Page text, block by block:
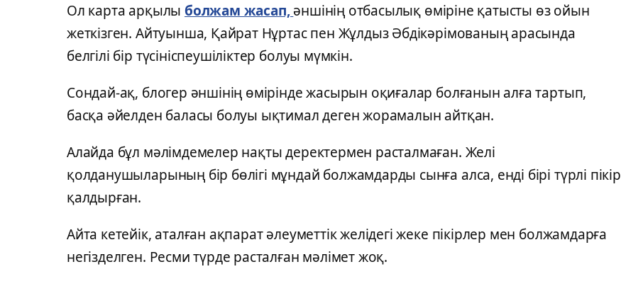
Ол карта арқылы болжам жасап,әншінің отбасылық өміріне қатысты өз ойын
жеткізген. Айтуынша, Қайрат Нұртас пен Жұлдыз Әбдікәрімованың арасында
белгілі бір түсініспеушіліктер болуы мүмкін.
Сондай-ақ, блогер әншінің өмірінде жасырын оқиғалар болғанын алға тартып,
басқа әйелден баласы болуы ықтимал деген жорамалын айтқан.
Алайда бұл мәлімдемелер нақты деректермен расталмаған. Желі
қолданушыларының бір бөлігі мұндай болжамдарды сынға алса, енді бірі түрлі пікір
қалдырған.
Айта кетейік, аталған ақпарат әлеуметтік желідегі жеке пікірлер мен болжамдарға
негізделген. Ресми түрде расталған мәлімет жоқ.